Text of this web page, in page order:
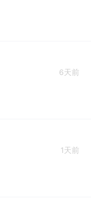
6天前
1天前